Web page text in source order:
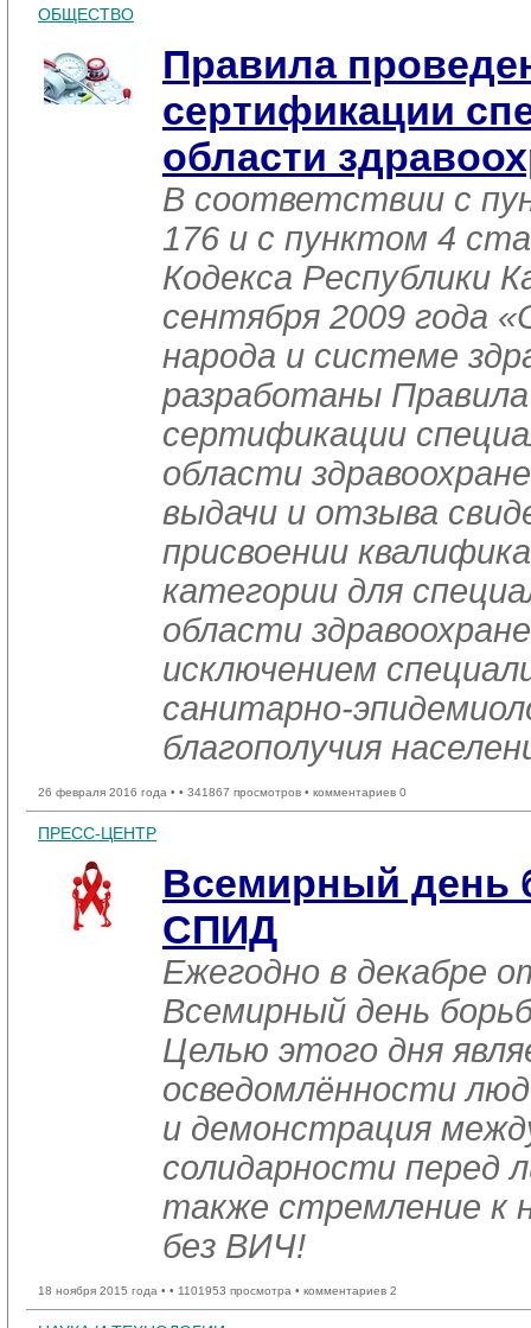
ОБЩЕСТВО
Правила
сертификации
области
В соответствии с
176 и с пунктом 4
Кодекса Республики
сентября 2009 года
народа и системе
разработаны
сертификации
области
выдачи и отзыва
присвоении
категории для
области
исключением
санитарно-
благополучия
26 февраля 2016 года • • 341867 просмотров • комментариев 0
ПРЕСС-ЦЕНТР
Всемирный день
СПИД
Ежегодно в декабре
Всемирный день
Целью этого дня
осведомлённости
и демонстрация
солидарности перед
также стремление к
без ВИЧ!
18 ноября 2015 года • • 1101953 просмотра • комментариев 2